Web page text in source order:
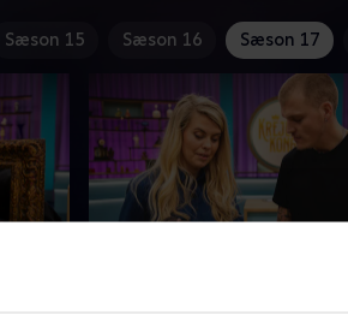
Sæson 15 Sæson 16 Sæson 17